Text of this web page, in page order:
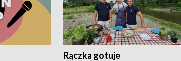
Rączka gotuje